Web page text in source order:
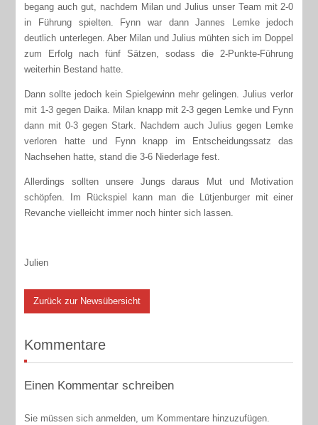
begang auch gut, nachdem Milan und Julius unser Team mit 2-0
in Führung spielten. Fynn war dann Jannes Lemke jedoch
deutlich unterlegen. Aber Milan und Julius mühten sich im Doppel
zum Erfolg nach fünf Sätzen, sodass die 2-Punkte-Führung
weiterhin Bestand hatte.
Dann sollte jedoch kein Spielgewinn mehr gelingen. Julius verlor
mit 1-3 gegen Daika. Milan knapp mit 2-3 gegen Lemke und Fynn
dann mit 0-3 gegen Stark. Nachdem auch Julius gegen Lemke
verloren hatte und Fynn knapp im Entscheidungssatz das
Nachsehen hatte, stand die 3-6 Niederlage fest.
Allerdings sollten unsere Jungs daraus Mut und Motivation
schöpfen. Im Rückspiel kann man die Lütjenburger mit einer
Revanche vielleicht immer noch hinter sich lassen.
Julien
Zurück zur Newsübersicht
Kommentare
Einen Kommentar schreiben
Sie müssen sich anmelden, um Kommentare hinzuzufügen.